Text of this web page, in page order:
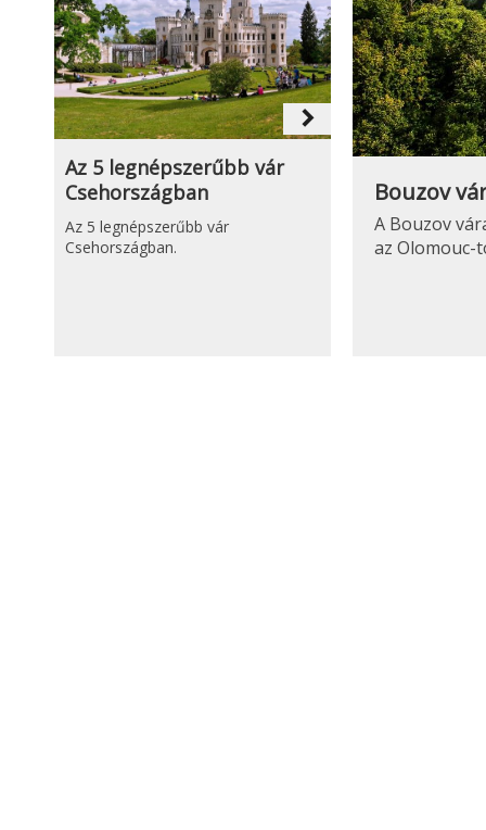
navigate_next
Az 5 legnépszerűbb vár
Csehországban
Az 5 legnépszerűbb vár
Csehországban.
Bouzov
A Bouzov
az Olomouc-